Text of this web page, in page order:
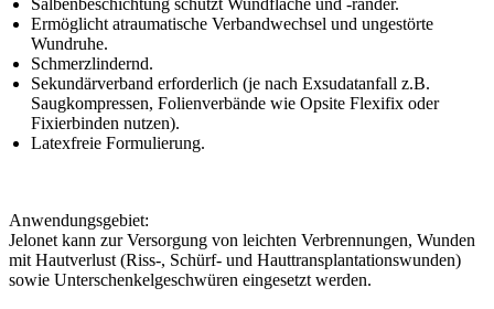
Salbenbeschichtung schützt Wundfläche und -ränder.
Ermöglicht atraumatische Verbandwechsel und ungestörte
Wundruhe.
Schmerzlindernd.
Sekundärverband erforderlich (je nach Exsudatanfall z.B.
Saugkompressen, Folienverbände wie Opsite Flexifix oder
Fixierbinden nutzen).
Latexfreie Formulierung.
Anwendungsgebiet:
Jelonet kann zur Versorgung von leichten Verbrennungen, Wunden
mit Hautverlust (Riss-, Schürf- und Hauttransplantationswunden)
sowie Unterschenkelgeschwüren eingesetzt werden.